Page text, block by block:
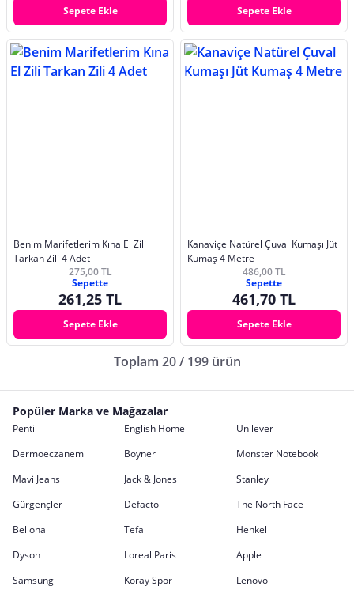
Sepete Ekle Sepete Ekle
Benim Marifetlerim Kına El Zili
Tarkan Zili 4 Adet
275,00 TL
Sepette
261,25 TL
Sepete Ekle
Kanaviçe Natürel Çuval Kumaşı Jüt
Kumaş 4 Metre
486,00 TL
Sepette
461,70 TL
Sepete Ekle
Toplam 20 / 199 ürün
Popüler Marka ve Mağazalar
Penti English Home
Unilever
Dermoeczanem
Boyner
Monster Notebook
Mavi Jeans
Jack & Jones
Stanley
Gürgençler
Defacto
The North Face
Bellona
Tefal
Henkel
Dyson
Loreal Paris
Apple
Samsung
Koray Spor
Lenovo